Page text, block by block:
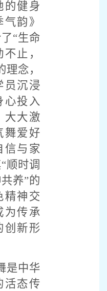
的健身
韵》
“生命
止，
念，
员沉浸
心投入
大大激
舞爱好
信与家
顺时调
养”的
精神交
为传承
创新形
是中华
活态传